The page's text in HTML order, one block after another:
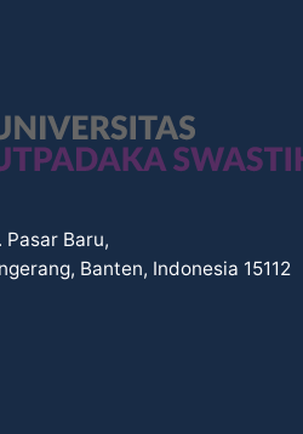
Pasar Baru,
Banten, Indonesia 15112